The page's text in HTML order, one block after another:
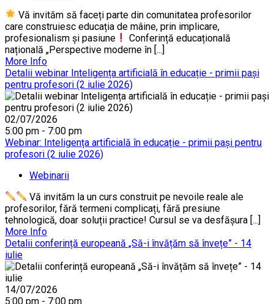
Vă invităm să faceți parte din comunitatea profesorilor
care construiesc educația de mâine, prin implicare,
profesionalism și pasiune
Conferință educațională
națională „Perspective moderne în [...]
More Info
Detalii webinar Inteligența artificială în educație - primii pași
pentru profesori (2 iulie 2026)
02/07/2026
5:00 pm - 7:00 pm
Webinar: Inteligența artificială în educație - primii pași pentru
profesori (2 iulie 2026)
Webinarii
Vă invităm la un curs construit pe nevoile reale ale
profesorilor, fără termeni complicați, fără presiune
tehnologică, doar soluții practice! Cursul se va desfășura [...]
More Info
Detalii conferință europeană „Să-i învățăm să învețe” - 14
iulie
14/07/2026
5:00 pm - 7:00 pm